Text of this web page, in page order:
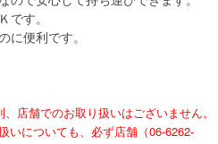
す。
便利です。
店舗でのお取り扱いはございません。
いについても、必ず店舗（06-6262-